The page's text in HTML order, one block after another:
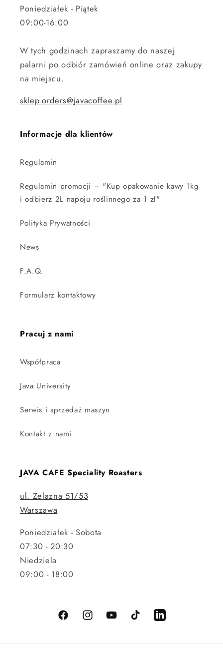
Poniedziałek - Piątek
09:00-16:00
W tych godzinach zapraszamy do naszej
palarni po odbiór zamówień online oraz zakupy
na miejscu.
sklep.orders@javacoffee.pl
Informacje dla klientów
Regulamin
Regulamin promocji – "Kup opakowanie kawy 1kg
i odbierz 2L napoju roślinnego za 1 zł"
Polityka Prywatności
News
F.A.Q.
Formularz kontaktowy
Pracuj z nami
Współpraca
Java University
Serwis i sprzedaż maszyn
Kontakt z nami
JAVA CAFE Speciality Roasters
ul. Żelazna 51/53
Warszawa
Poniedziałek - Sobota
07:30 - 20:30
Niedziela
09:00 - 18:00
FacebookInstagramYoutubeTikTok LinkedIn